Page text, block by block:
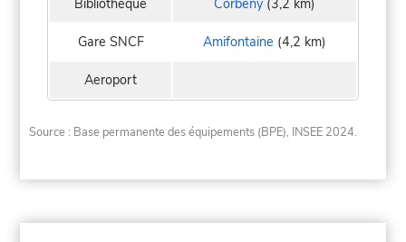
Bibliothèque Corbeny (3,2 km)
Gare SNCF Amifontaine (4,2 km)
Aeroport
Source : Base permanente des équipements (BPE), INSEE 2024.